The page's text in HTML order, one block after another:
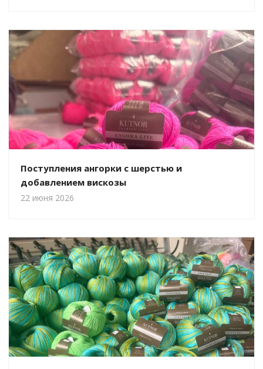
Поступления ангорки с шерстью и
добавлением вискозы
22 июня 2026